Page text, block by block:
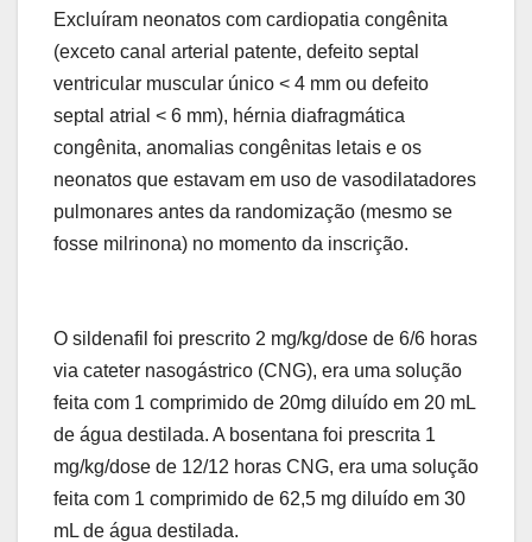
Excluíram neonatos com cardiopatia congênita
(exceto canal arterial patente, defeito septal
ventricular muscular único < 4 mm ou defeito
septal atrial < 6 mm), hérnia diafragmática
congênita, anomalias congênitas letais e os
neonatos que estavam em uso de vasodilatadores
pulmonares antes da randomização (mesmo se
fosse milrinona) no momento da inscrição.
O sildenafil foi prescrito 2 mg/kg/dose de 6/6 horas
via cateter nasogástrico (CNG), era uma solução
feita com 1 comprimido de 20mg diluído em 20 mL
de água destilada. A bosentana foi prescrita 1
mg/kg/dose de 12/12 horas CNG, era uma solução
feita com 1 comprimido de 62,5 mg diluído em 30
mL de água destilada.